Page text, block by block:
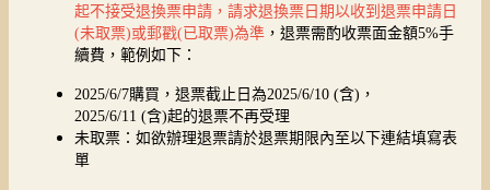
起不接受退換票申請，請求退換票日期以收到退票申請日
(未取票)或郵戳(已取票)為準 ，退票需酌收票面金額5%手
續費，範例如下：
2025/6/7購買，退票截止日為2025/6/10 (含)，
2025/6/11 (含)起的退票不再受理
未取票：如欲辦理退票請於退票期限內至以下連結填寫表
單